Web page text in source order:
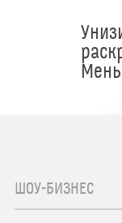
ШОУ-БИЗНЕС